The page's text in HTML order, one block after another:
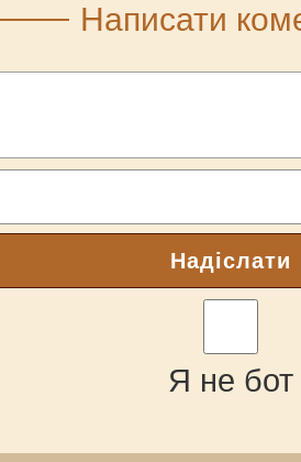
Написати
Надіслати
Я не бот